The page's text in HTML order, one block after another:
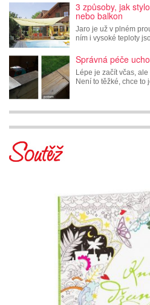
3 způsoby, jak
nebo balkon
Jaro je už v plném
ním i vysoké teploty
Správná péče
Lépe je začít včas,
Není to těžké, chce to